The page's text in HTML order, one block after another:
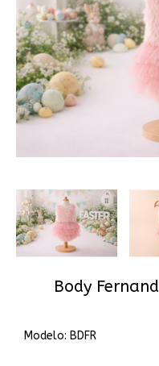
Body
Modelo: BDFR